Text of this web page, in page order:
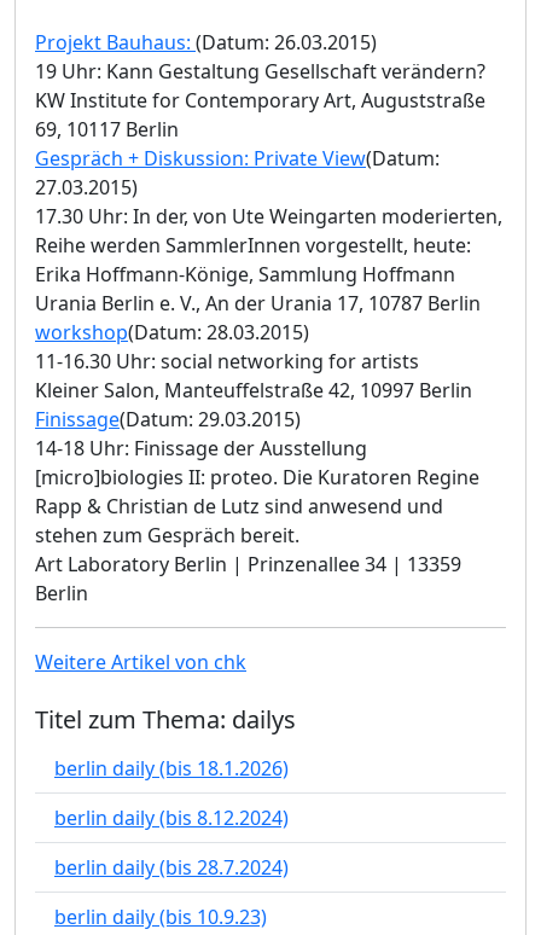
Projekt Bauhaus: (Datum: 26.03.2015)
19 Uhr: Kann Gestaltung Gesellschaft verändern?
KW Institute for Contemporary Art, Auguststraße
69, 10117 Berlin
Gespräch + Diskussion: Private View(Datum:
27.03.2015)
17.30 Uhr: In der, von Ute Weingarten moderierten,
Reihe werden SammlerInnen vorgestellt, heute:
Erika Hoffmann-Könige, Sammlung Hoffmann
Urania Berlin e. V., An der Urania 17, 10787 Berlin
workshop(Datum: 28.03.2015)
11-16.30 Uhr: social networking for artists
Kleiner Salon, Manteuffelstraße 42, 10997 Berlin
Finissage(Datum: 29.03.2015)
14-18 Uhr: Finissage der Ausstellung
[micro]biologies II: proteo. Die Kuratoren Regine
Rapp & Christian de Lutz sind anwesend und
stehen zum Gespräch bereit.
Art Laboratory Berlin | Prinzenallee 34 | 13359
Berlin
Weitere Artikel von chk
Titel zum Thema: dailys
berlin daily (bis 18.1.2026)
berlin daily (bis 8.12.2024)
berlin daily (bis 28.7.2024)
berlin daily (bis 10.9.23)